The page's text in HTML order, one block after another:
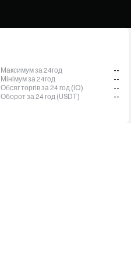
Максимум за 24год
--
Мінімум за 24год
--
Обсяг торгів за 24 год (IO)
--
Оборот за 24 год (USDT)
--